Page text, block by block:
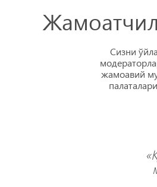
Сизни
жамоавий